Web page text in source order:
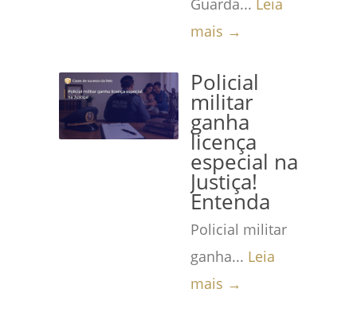
Guarda... Leia
mais →
Policial
militar
ganha
licença
especial na
Justiça!
Entenda
Policial militar
ganha... Leia
mais →